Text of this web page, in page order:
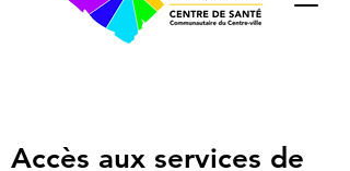
Accès aux services de